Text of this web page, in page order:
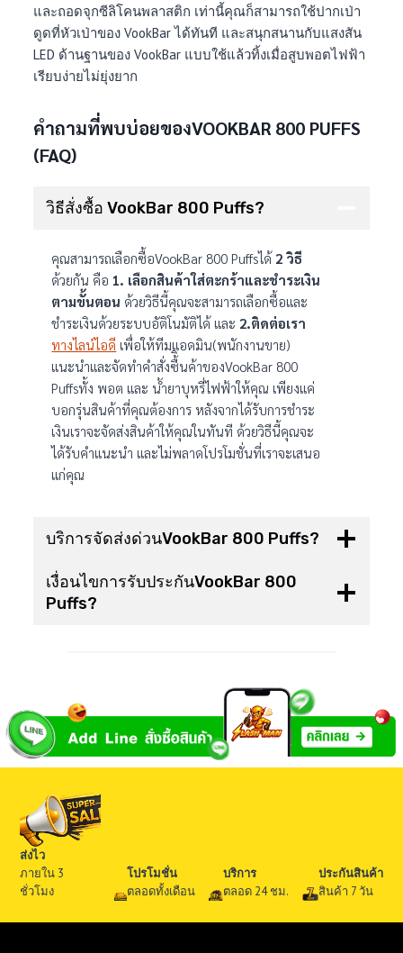
และถอดจุกซีลิโคนพลาสติก เท่านี้คุณก็สามารถใช้ปากเป่า
ดูดที่หัวเป่าของ VookBar ได้ทันที และสนุกสนานกับแสงสัน
LED ด้านฐานของ VookBar แบบใช้แล้วทิ้งเมื่อสูบพอตไฟฟ้า
เรียบง่ายไม่ยุ่งยาก
คำถามที่พบบ่อยของVOOKBAR 800 PUFFS
(FAQ)
วิธีสั่งซื้อ VookBar 800 Puffs?
คุณสามารถเลือกซื้อVookBar 800 Puffsได้ 2 วิธี
ด้วยกัน คือ 1. เลือกสินค้าใส่ตะกร้าและชำระเงิน
ตามขั้นตอน ด้วยวิธีนี้คุณจะสามารถเลือกซื้อและ
ชำระเงินด้วยระบบอัติโนมัติได้ และ 2.ติดต่อเรา
ทางไลน์ไอดี เพื่อให้ทีมแอดมิน(พนักงานขาย)
แนะนำและจัดทำคำสั่งซื้ินค้าของVookBar 800
Puffsทั้ง พอต และ น้ำยาบุหรี่ไฟฟ้าให้คุณ เพียงแค่
บอกรุ่นสินค้าที่คุณต้องการ หลังจากได้รับการชำระ
เงินเราจะจัดส่งสินค้าให้คุณในทันที ด้วยวิธีนี้คุณจะ
ได้รับคำแนะนำ และไม่พลาดโปรโมชั่นที่เราจะเสนอ
แก่คุณ
บริการจัดส่งด่วนVookBar 800 Puffs?
เงื่อนไขการรับประกันVookBar 800
Puffs?
ส่งไว
ภายใน 3
ชั่วโมง
โปรโมชั่น
ตลอดทั้งเดือน
บริการ
ตลอด 24 ชม.
ประกันสินค้า
สินค้า 7 วัน